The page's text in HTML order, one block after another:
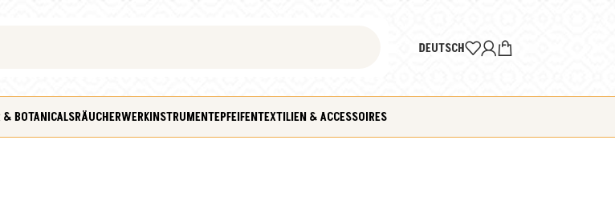
DEUTSCH
& BOTANICALSRÄUCHERWERKINSTRUMENTEPFEIFENTEXTILIEN & ACCESSOIRES